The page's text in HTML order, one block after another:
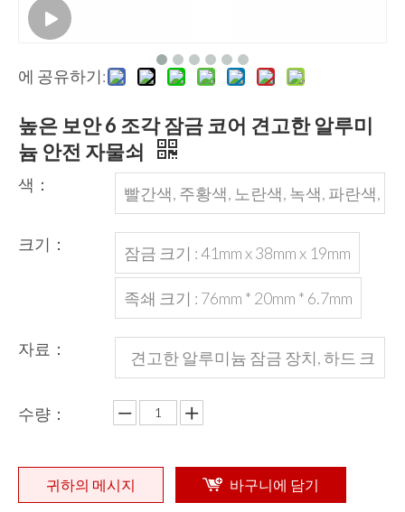
에 공유하기:
높은 보안 6 조각 잠금 코어 견고한 알루미
늄 안전 자물쇠
색：
빨간색, 주황색, 노란색, 녹색, 파란색,
크기：
잠금 크기 : 41mm x 38mm x 19mm
족쇄 크기 : 76mm * 20mm * 6.7mm
자료：
견고한 알루미늄 잠금 장치, 하드 크
수량：
귀하의 메시지 바구니에 담기